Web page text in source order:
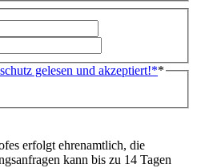
gelesen und akzeptiert!**
erfolgt ehrenamtlich, die
kann bis zu 14 Tagen